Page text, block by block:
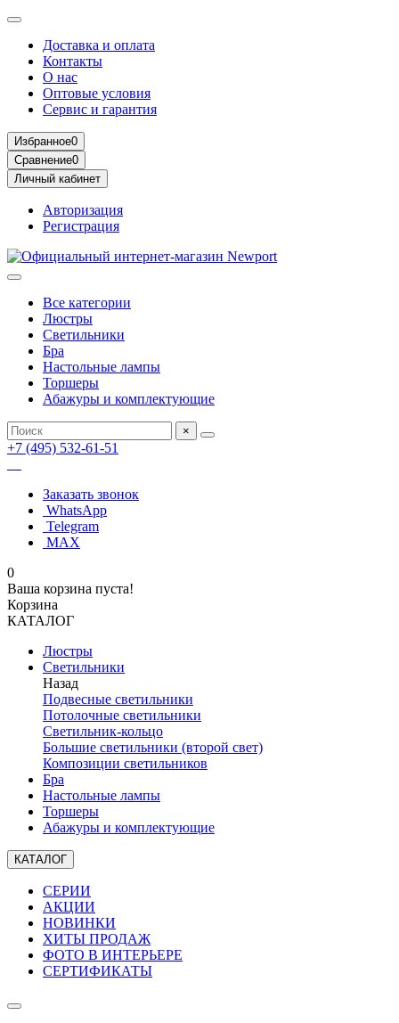
Доставка и оплата
Контакты
О нас
Оптовые условия
Сервис и гарантия
Избранное0
Сравнение0
Личный кабинет
Авторизация
Регистрация
Все категории
Люстры
Светильники
Бра
Настольные лампы
Торшеры
Абажуры и комплектующие
×
+7 (495) 532-61-51
Заказать звонок
WhatsApp
Telegram
MAX
0
Ваша корзина пуста!
Корзина
КАТАЛОГ
Люстры
Светильники
Назад
Подвесные светильники
Потолочные светильники
Светильник-кольцо
Большие светильники (второй свет)
Композиции светильников
Бра
Настольные лампы
Торшеры
Абажуры и комплектующие
КАТАЛОГ
СЕРИИ
АКЦИИ
НОВИНКИ
ХИТЫ ПРОДАЖ
ФОТО В ИНТЕРЬЕРЕ
СЕРТИФИКАТЫ